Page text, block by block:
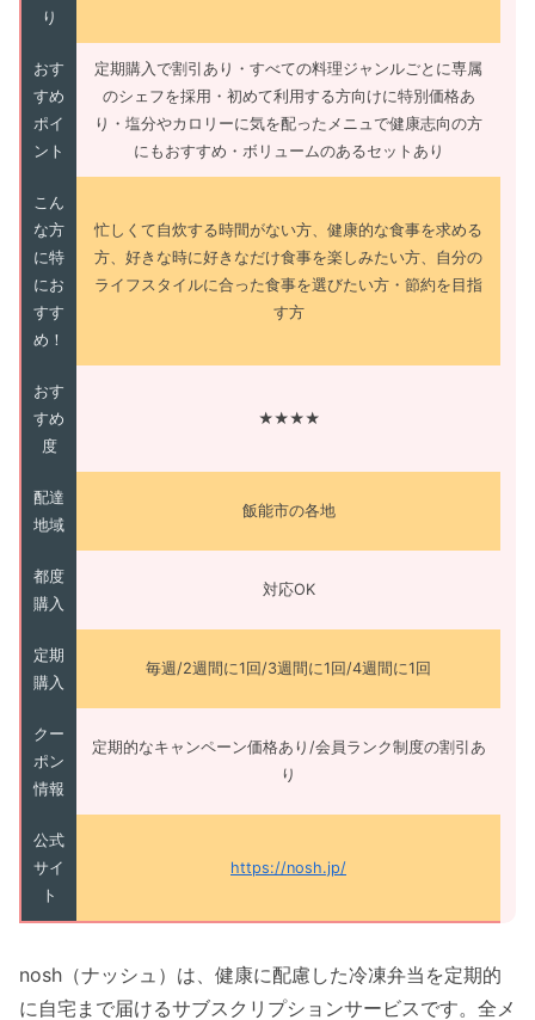
り
おす
すめ
ポイ
ント
定期購入で割引あり・すべての料理ジャンルごとに専属
のシェフを採用・初めて利用する方向けに特別価格あ
り・塩分やカロリーに気を配ったメニュで健康志向の方
にもおすすめ・ボリュームのあるセットあり
こん
な方
に特
にお
すす
め！
忙しくて自炊する時間がない方、健康的な食事を求める
方、好きな時に好きなだけ食事を楽しみたい方、自分の
ライフスタイルに合った食事を選びたい方・節約を目指
す方
おす
すめ
度
★★★★
配達
地域
飯能市の各地
都度
購入
対応OK
定期
購入
毎週/2週間に1回/3週間に1回/4週間に1回
クー
ポン
情報
定期的なキャンペーン価格あり/会員ランク制度の割引あ
り
公式
サイ
ト
https://nosh.jp/
nosh（ナッシュ）は、健康に配慮した冷凍弁当を定期的
に自宅まで届けるサブスクリプションサービスです。全メ